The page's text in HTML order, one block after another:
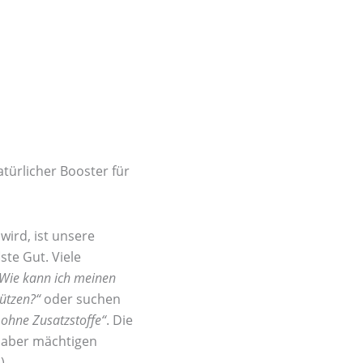
Booster für
ist unsere
Gut. Viele
kann ich meinen
oder suchen
Zusatzstoffe“. Die
mächtigen